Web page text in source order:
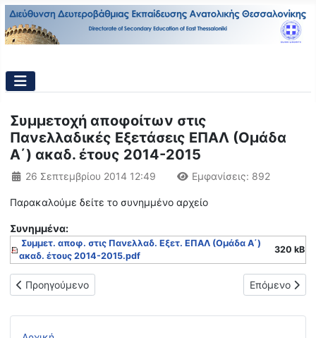
Συμμετοχή αποφοίτων στις
Πανελλαδικές Εξετάσεις ΕΠΑΛ (Ομάδα
Α΄) ακαδ. έτους 2014-2015
Λεπτομέρειες
26 Σεπτεμβρίου 2014 12:49 Εμφανίσεις: 892
Παρακαλούμε δείτε το συνημμένο αρχείο
Συνημμένα:
Συμμετ. αποφ. στις Πανελλαδ. Εξετ. ΕΠΑΛ (Ομάδα Α΄)
ακαδ. έτους 2014-2015.pdf
320 kB
Προηγούμενο άρθρο: Ανακοίνωση σχετικά με την
Προηγούμενο Επόμενο
Επόμενο